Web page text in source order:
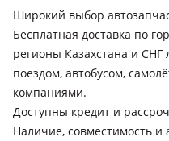
2007 - 2011 1 поколение,
рестайлинг, 2016 - 2020 2
поколение рестайлинг
Volkswagen Touran
2003 - 2006 1 поколение,
рестайлинг, 2010 - 2015 1
- н.в. 2 поколение
Широкий выбор
Бесплатная доставка по
регионы Казахстана и
поездом, автобусом,
компаниями.
Доступны кредит и
Наличие, совместимость и